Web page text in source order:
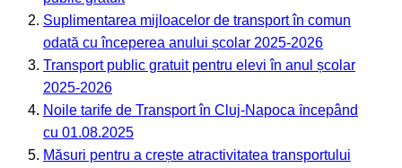
Suplimentarea mijloacelor de transport în comun
odată cu începerea anului școlar 2025-2026
Transport public gratuit pentru elevi în anul școlar
2025-2026
Noile tarife de Transport în Cluj-Napoca ȋncepând
cu 01.08.2025
Măsuri pentru a crește atractivitatea transportului